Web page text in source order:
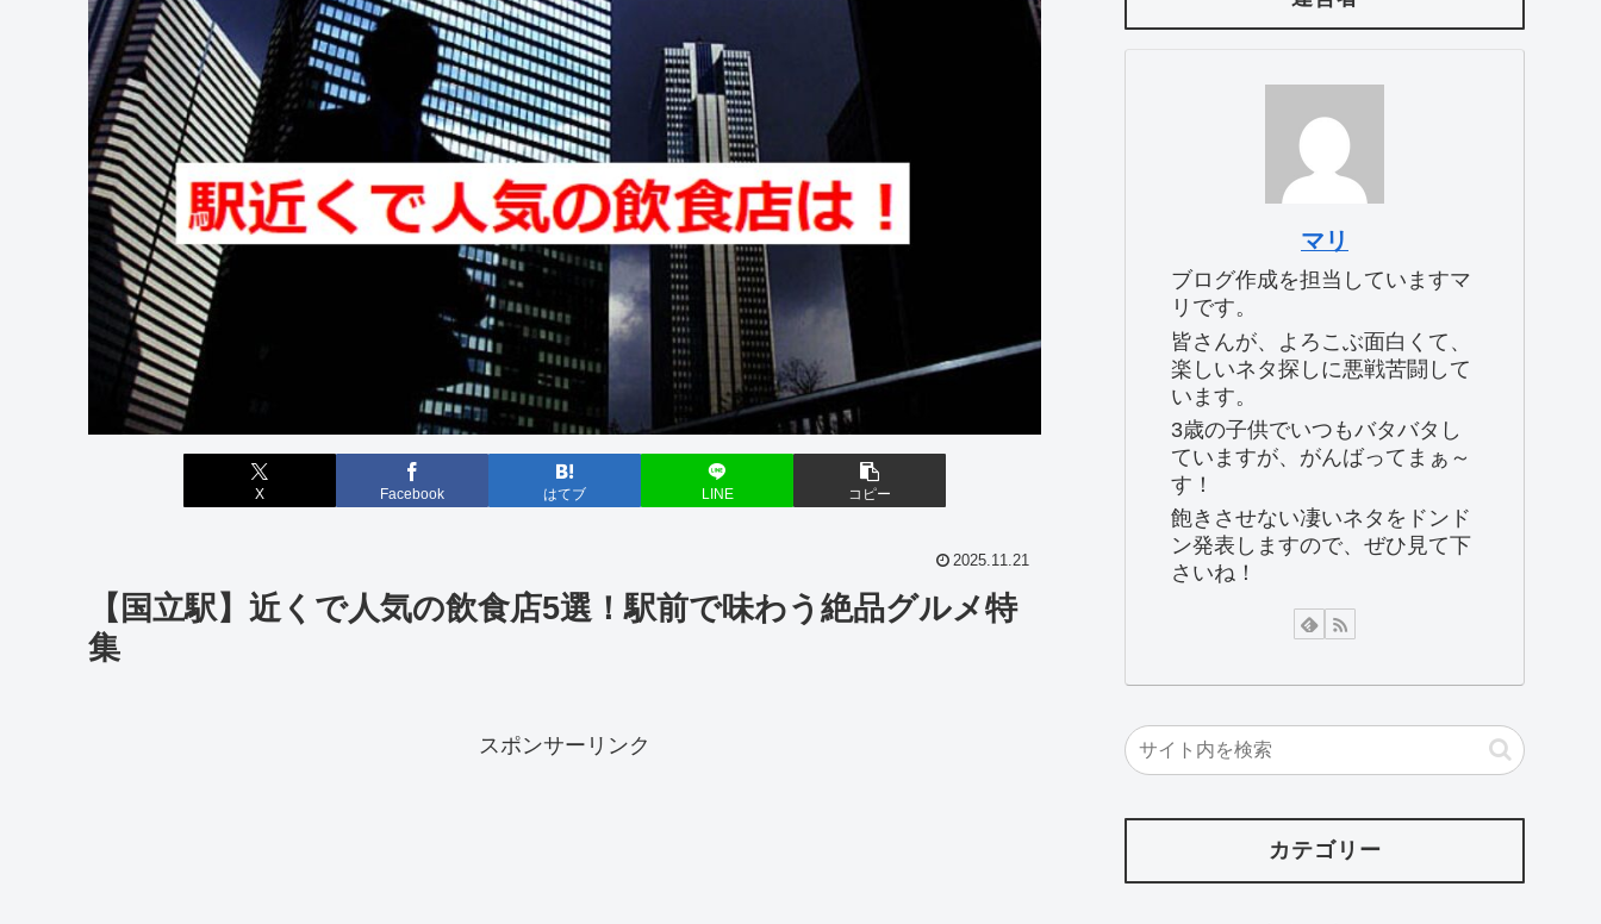
X Facebook はてブ LINE コピー
2025.11.21
【国立駅】近くで人気の飲食店5選！駅前で味わう絶品グルメ特
集
スポンサーリンク
マリ
ブログ作成を担当していますマ
リです。
皆さんが、よろこぶ面白くて、
楽しいネタ探しに悪戦苦闘して
います。
3歳の子供でいつもバタバタし
ていますが、がんばってまぁ～
す！
飽きさせない凄いネタをドンド
ン発表しますので、ぜひ見て下
さいね！
カテゴリー